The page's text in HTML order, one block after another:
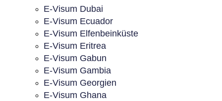
E-Visum Dubai
E-Visum Ecuador
E-Visum Elfenbeinküste
E-Visum Eritrea
E-Visum Gabun
E-Visum Gambia
E-Visum Georgien
E-Visum Ghana